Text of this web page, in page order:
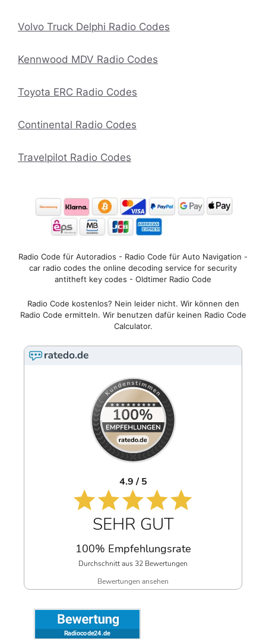
Volvo Truck Delphi Radio Codes
Kennwood MDV Radio Codes
Toyota ERC Radio Codes
Continental Radio Codes
Travelpilot Radio Codes
Radio Code für Autoradios - Radio Code für Auto Navigation -
car radio codes the online decoding service for security
antitheft key codes - Oldtimer Radio Code
Radio Code kostenlos? Nein leider nicht. Wir können den
Radio Code ermitteln. Wir benutzen dafür keinen Radio Code
Calculator.
4.9 / 5
SEHR GUT
100% Empfehlungsrate
Durchschnitt aus 32 Bewertungen
Bewertungen ansehen